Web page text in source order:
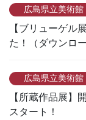
広島県立美術館
【ブリューゲル
た！（ダウンロー
広島県立美術館
【所蔵作品展
スタート！